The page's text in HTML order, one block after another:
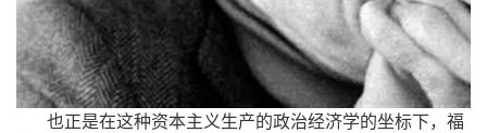
也正是在这种资本主义生产的政治经济学的坐标下，福